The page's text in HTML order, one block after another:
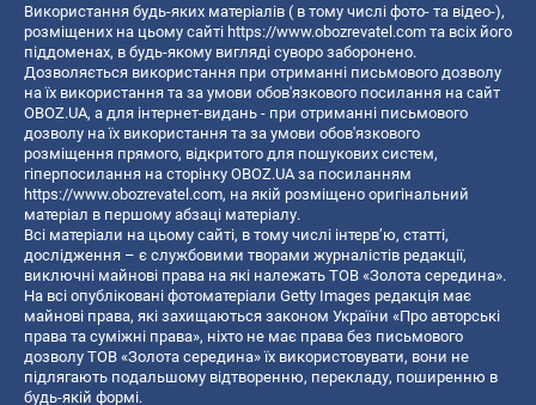
Використання будь-яких матеріалів ( в тому числі фото- та відео-),
розміщених на цьому сайті https://www.obozrevatel.com та всіх його
піддоменах, в будь-якому вигляді суворо заборонено.
Дозволяється використання при отриманні письмового дозволу
на їх використання та за умови обов'язкового посилання на сайт
OBOZ.UA, а для інтернет-видань - при отриманні письмового
дозволу на їх використання та за умови обов'язкового
розміщення прямого, відкритого для пошукових систем,
гіперпосилання на сторінку OBOZ.UA за посиланням
https://www.obozrevatel.com, на якій розміщено оригінальний
матеріал в першому абзаці матеріалу.
Всі матеріали на цьому сайті, в тому числі інтерв’ю, статті,
дослідження – є службовими творами журналістів редакції,
виключні майнові права на які належать ТОВ «Золота середина».
На всі опубліковані фотоматеріали Getty Images редакція має
майнові права, які захищаються законом України «Про авторські
права та суміжні права», ніхто не має права без письмового
дозволу ТОВ «Золота середина» їх використовувати, вони не
підлягають подальшому відтворенню, перекладу, поширенню в
будь-якій формі.